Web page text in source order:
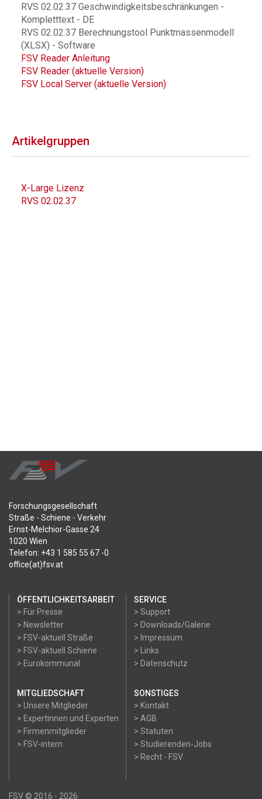
RVS 02.02.37 Geschwindigkeitsbeschränkungen -
Kompletttext - DE
RVS 02.02.37 Berechnungstool Punktmassenmodell
(XLSX) - Software
FSV Reader Anleitung
FSV Reader (aktuelle Version)
FSV Local Server (aktuelle Version)
Artikelgruppen
X-Large Lizenz
RVS 02.02.37
Forschungsgesellschaft
Straße - Schiene - Verkehr
Ernst-Melchior-Gasse 24
1020 Wien
Telefon: +43 1 585 55 67 -0
office(at)fsv.at
ÖFFENTLICHKEITSARBEIT
> Für Presse
> Newsletter
> FSV-aktuell Straße
> FSV-aktuell Schiene
> Eurokommunal
SERVICE
> Support
> Downloads/Galerie
> Impressum
> Links
> Datenschutz
MITGLIEDSCHAFT
> Unsere Mitglieder
> Expertinnen und Experten
> Firmenmitglieder
> FSV-intern
SONSTIGES
> Kontakt
> AGB
> Statuten
> Studierenden-Jobs
> Recht - FSV
FSV © 2016 - 2026